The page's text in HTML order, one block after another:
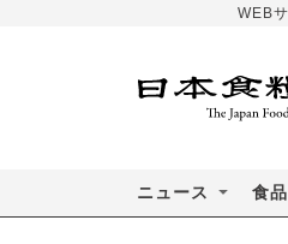
WEB
ニュース 食